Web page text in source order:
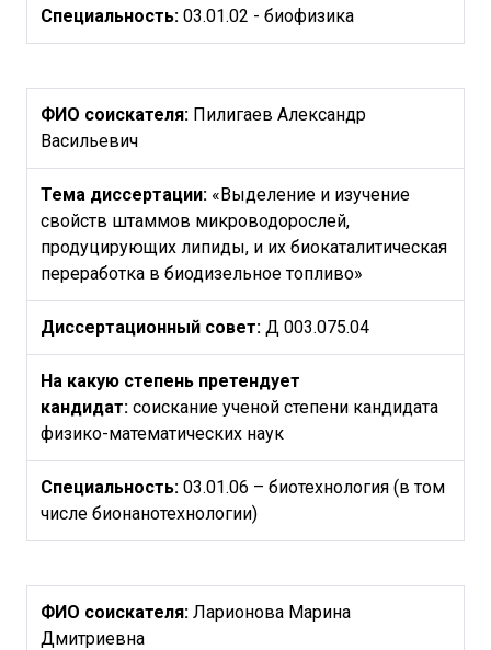
Специальность: 03.01.02 - биофизика
ФИО соискателя: Пилигаев Александр
Васильевич
Тема диссертации: «Выделение и изучение
свойств штаммов микроводорослей,
продуцирующих липиды, и их биокаталитическая
переработка в биодизельное топливо»
Диссертационный совет: Д 003.075.04
На какую степень претендует
кандидат: соискание ученой степени кандидата
физико-математических наук
Специальность: 03.01.06 – биотехнология (в том
числе бионанотехнологии)
ФИО соискателя: Ларионова Марина
Дмитриевна